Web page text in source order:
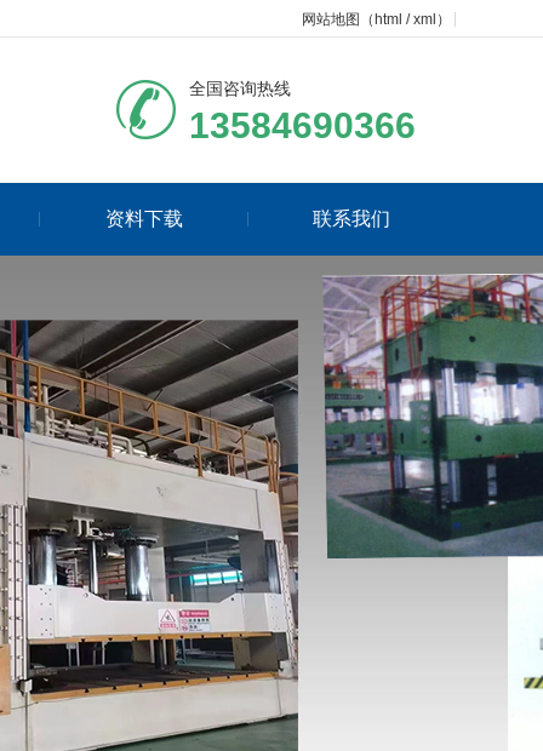
网站地图 （ html /xml ）
全国咨询热线
13584690366
资料下载 联系我们